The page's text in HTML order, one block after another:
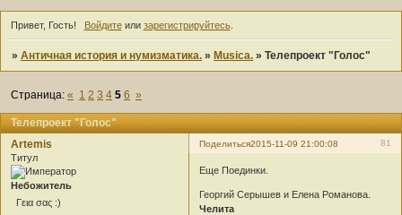
Привет, Гость! Войдитеили зарегистрируйтесь.
»Античная история и нумизматика. » Musica. »Телепроект "Голос"
Телепроект "Голос"
Страница:« 1 2 3 4 5 6 »
Поделиться 81
2015-11-09 21:00:08
Artemis
Титул
Небожитель
Γεια σας :)
Еще Поединки.
Георгий Серышев и Елена Романова.
Челита